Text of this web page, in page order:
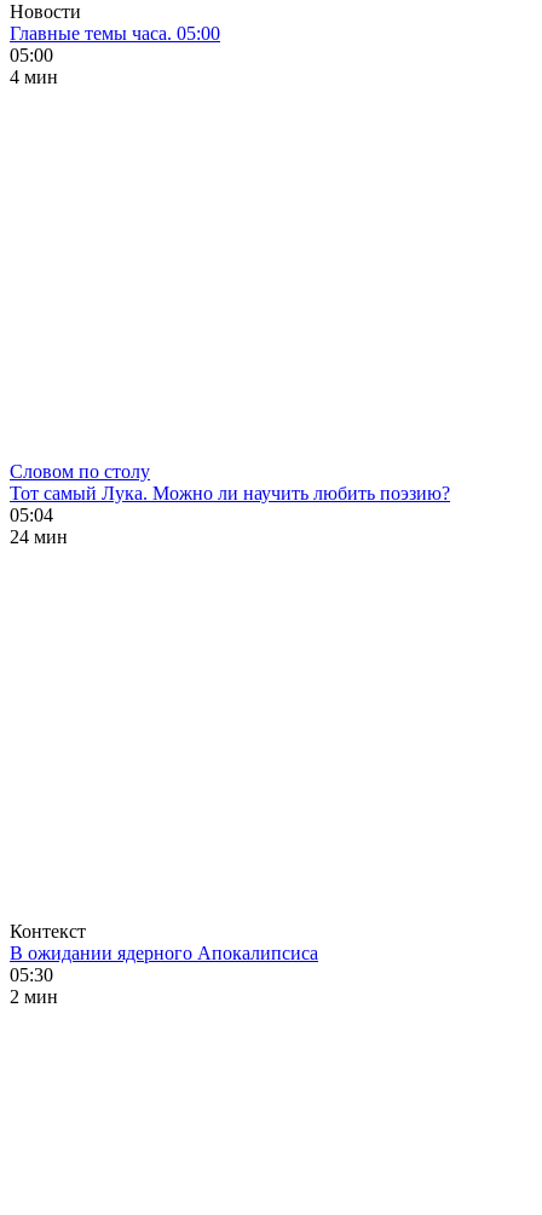
Новости
Главные темы часа. 05:00
05:00
4 мин
Словом по столу
Тот самый Лука. Можно ли научить любить поэзию?
05:04
24 мин
Контекст
В ожидании ядерного Апокалипсиса
05:30
2 мин